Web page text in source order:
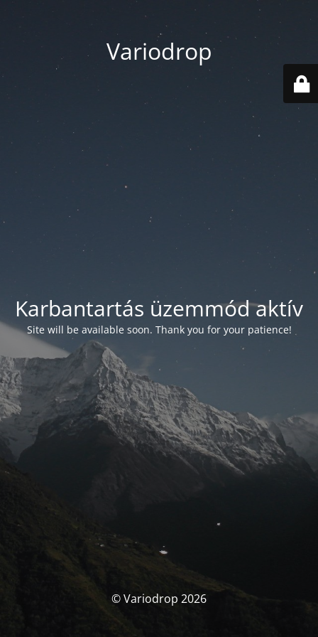
Variodrop
Karbantartás üzemmód aktív
Site will be available soon. Thank you for your patience!
© Variodrop 2026